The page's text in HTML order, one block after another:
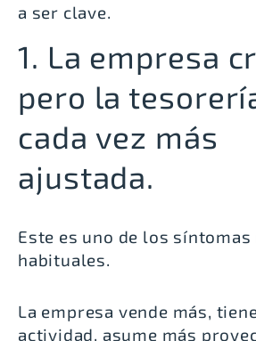
a ser clave.
1. La empresa
pero la
cada vez más
ajustada.
Este es uno de los síntomas
habituales.
La empresa vende más,
actividad, asume más